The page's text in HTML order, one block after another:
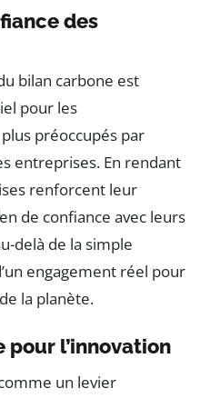
des
bilan carbone est
pour les
préoccupés par
entreprises. En rendant
renforcent leur
de confiance avec leurs
delà de la simple
engagement réel pour
la planète.
l’innovation
un levier